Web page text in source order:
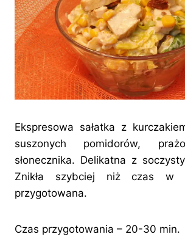
Ekspresowa sałatka z
suszonych pomidorów,
słonecznika. Delikatna z
Znikła szybciej niż czas w
przygotowana.
Czas przygotowania – 20-30 min.